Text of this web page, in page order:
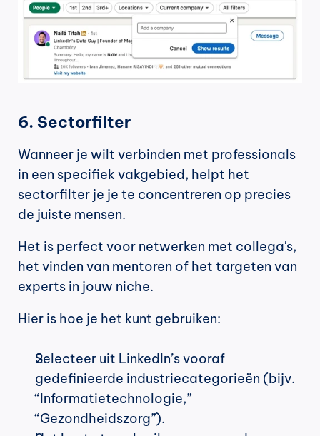
6. Sectorfilter
Wanneer je wilt verbinden met professionals
in een specifiek vakgebied, helpt het
sectorfilter je je te concentreren op precies
de juiste mensen.
Het is perfect voor netwerken met collega's,
het vinden van mentoren of het targeten van
experts in jouw niche.
Hier is hoe je het kunt gebruiken:
Selecteer uit LinkedIn’s vooraf
gedefinieerde industriecategorieën (bijv.
“Informatietechnologie,”
“Gezondheidszorg”).